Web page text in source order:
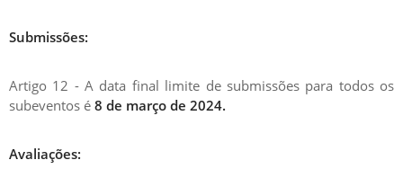
Submissões:
Artigo 12 - A data final limite de submissões para todos os
subeventos é 8 de março de 2024.
Avaliações: